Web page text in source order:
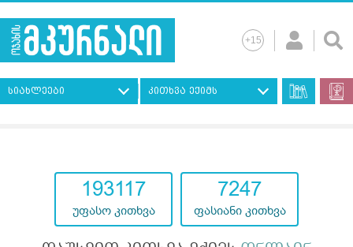
სიახლეები კითხვა ექიმს
193117
უფასო კითხვა
7247
ფასიანი კითხვა